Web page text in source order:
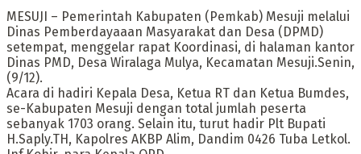
MESUJI – Pemerintah Kabupaten (Pemkab) Mesuji melalui
Dinas Pemberdayaaan Masyarakat dan Desa (DPMD)
setempat, menggelar rapat Koordinasi, di halaman kantor
Dinas PMD, Desa Wiralaga Mulya, Kecamatan Mesuji.Senin,
(9/12).
Acara di hadiri Kepala Desa, Ketua RT dan Ketua Bumdes,
se-Kabupaten Mesuji dengan total jumlah peserta
sebanyak 1703 orang. Selain itu, turut hadir Plt Bupati
H.Saply.TH, Kapolres AKBP Alim, Dandim 0426 Tuba Letkol.